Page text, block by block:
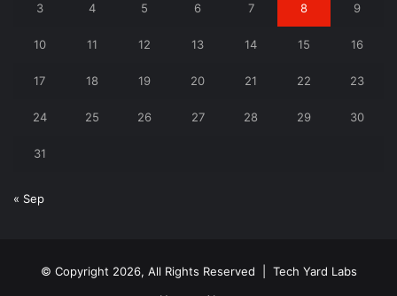
3 4 5 6 7 8 9
10 11 12 13 14 15 16
17 18 19 20 21 22 23
24 25 26 27 28 29 30
31
« Sep
© Copyright 2026, All Rights Reserved | Tech Yard Labs